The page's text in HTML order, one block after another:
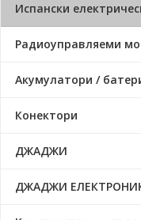
Испански
Радиоуправляеми
Акумулатори /
Конектори
ДЖАДЖИ
ДЖАДЖИ